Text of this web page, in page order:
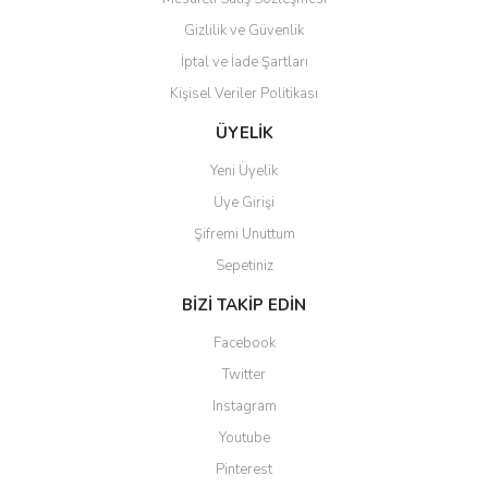
Gönder
Gizlilik ve Güvenlik
İptal ve İade Şartları
Kişisel Veriler Politikası
ÜYELİK
Yeni Üyelik
Üye Girişi
Şifremi Unuttum
Sepetiniz
BİZİ TAKİP EDİN
Facebook
Twitter
Instagram
Youtube
Pinterest